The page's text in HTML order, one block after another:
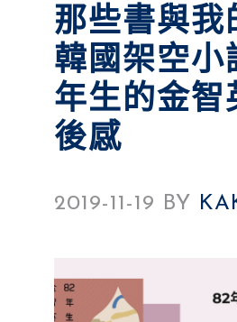
那些書與我
韓國架空小
年生的金智
後感
2019-11-19 BY